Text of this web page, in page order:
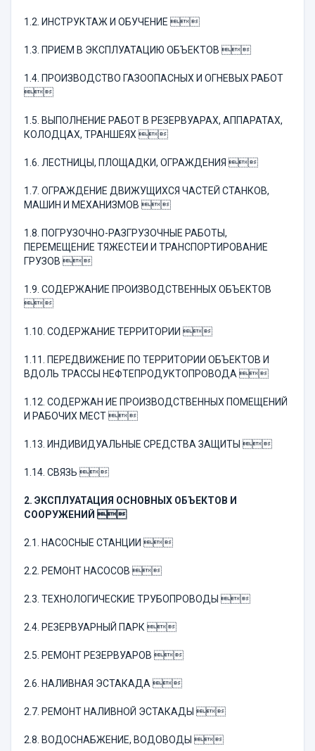
1.2. ИНСТРУКТАЖ И ОБУЧЕНИЕ 
1.3. ПРИЕМ В ЭКСПЛУАТАЦИЮ ОБЪЕКТОВ 
1.4. ПРОИЗВОДСТВО ГАЗООПАСНЫХ И ОГНЕВЫХ РАБОТ

1.5. ВЫПОЛНЕНИЕ РАБОТ В РЕЗЕРВУАРАХ, АППАРАТАХ,
КОЛОДЦАХ, ТРАНШЕЯХ 
1.6. ЛЕСТНИЦЫ, ПЛОЩАДКИ, ОГРАЖДЕНИЯ 
1.7. ОГРАЖДЕНИЕ ДВИЖУЩИХСЯ ЧАСТЕЙ СТАНКОВ,
МАШИН И МЕХАНИЗМОВ 
1.8. ПОГРУЗОЧНО-РАЗГРУЗОЧНЫЕ РАБОТЫ,
ПЕРЕМЕЩЕНИЕ ТЯЖЕСТЕИ И ТРАНСПОРТИРОВАНИЕ
ГРУЗОВ 
1.9. СОДЕРЖАНИЕ ПРОИЗВОДСТВЕННЫХ ОБЪЕКТОВ

1.10. СОДЕРЖАНИЕ ТЕРРИТОРИИ 
1.11. ПЕРЕДВИЖЕНИЕ ПО ТЕРРИТОРИИ ОБЪЕКТОВ И
ВДОЛЬ ТРАССЫ НЕФТЕПРОДУКТОПРОВОДА 
1.12. СОДЕРЖАН ИЕ ПРОИЗВОДСТВЕННЫХ ПОМЕЩЕНИЙ
И РАБОЧИХ МЕСТ 
1.13. ИНДИВИДУАЛЬНЫЕ СРЕДСТВА ЗАЩИТЫ 
1.14. СВЯЗЬ 
2. ЭКСПЛУАТАЦИЯ ОСНОВНЫХ ОБЪЕКТОВ И
СООРУЖЕНИЙ 
2.1. НАСОСНЫЕ СТАНЦИИ 
2.2. РЕМОНТ НАСОСОВ 
2.3. ТЕХНОЛОГИЧЕСКИЕ ТРУБОПРОВОДЫ 
2.4. РЕЗЕРВУАРНЫЙ ПАРК 
2.5. PEMOHT РЕЗЕРВУАРОВ 
2.6. НАЛИВНАЯ ЭСТАКАДА 
2.7. РЕМОНТ НАЛИВНОЙ ЭСТАКАДЫ 
2.8. ВОДОСНАБЖЕНИЕ, ВОДОВОДЫ 